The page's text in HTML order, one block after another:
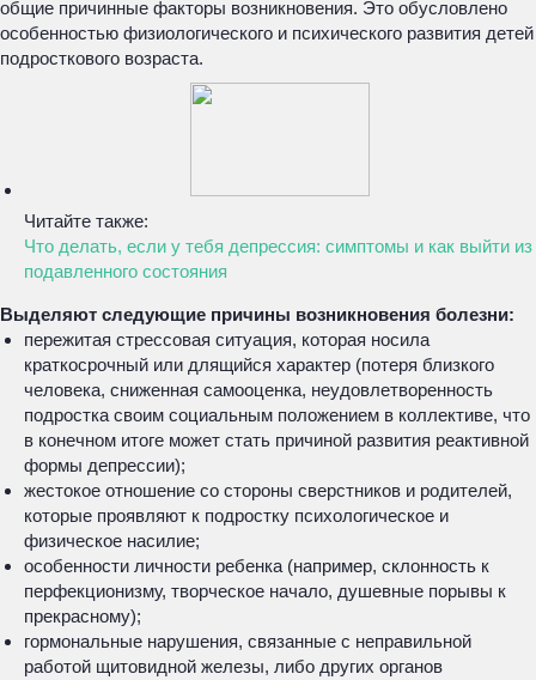
общие причинные факторы возникновения. Это обусловлено
особенностью физиологического и психического развития детей
подросткового возраста.
Читайте также:
Что делать, если у тебя депрессия: симптомы и как выйти из
подавленного состояния
Выделяют следующие причины возникновения болезни:
пережитая стрессовая ситуация, которая носила
краткосрочный или длящийся характер (потеря близкого
человека, сниженная самооценка, неудовлетворенность
подростка своим социальным положением в коллективе, что
в конечном итоге может стать причиной развития реактивной
формы депрессии);
жестокое отношение со стороны сверстников и родителей,
которые проявляют к подростку психологическое и
физическое насилие;
особенности личности ребенка (например, склонность к
перфекционизму, творческое начало, душевные порывы к
прекрасному);
гормональные нарушения, связанные с неправильной
работой щитовидной железы, либо других органов